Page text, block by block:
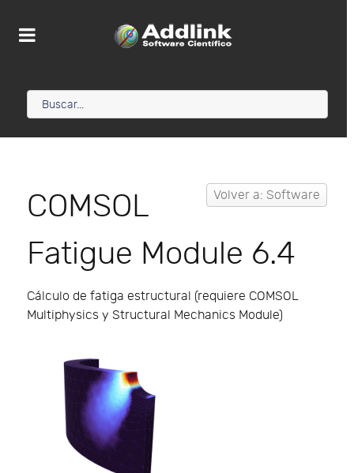
Volver a: Software
COMSOL
Fatigue Module 6.4
Cálculo de fatiga estructural (requiere COMSOL
Multiphysics y Structural Mechanics Module)